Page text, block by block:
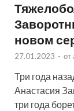
новом
27.01.2023 - от
Три года
Анастасия
три года